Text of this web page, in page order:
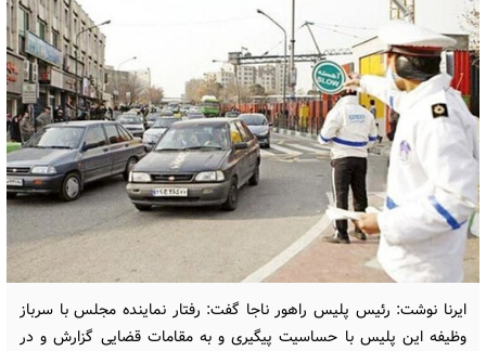
ایرنا نوشت: رئیس پلیس راهور ناجا گفت: رفتار نماینده مجلس با سرباز
وظیفه این پلیس با حساسیت پیگیری و به مقامات قضایی گزارش و در